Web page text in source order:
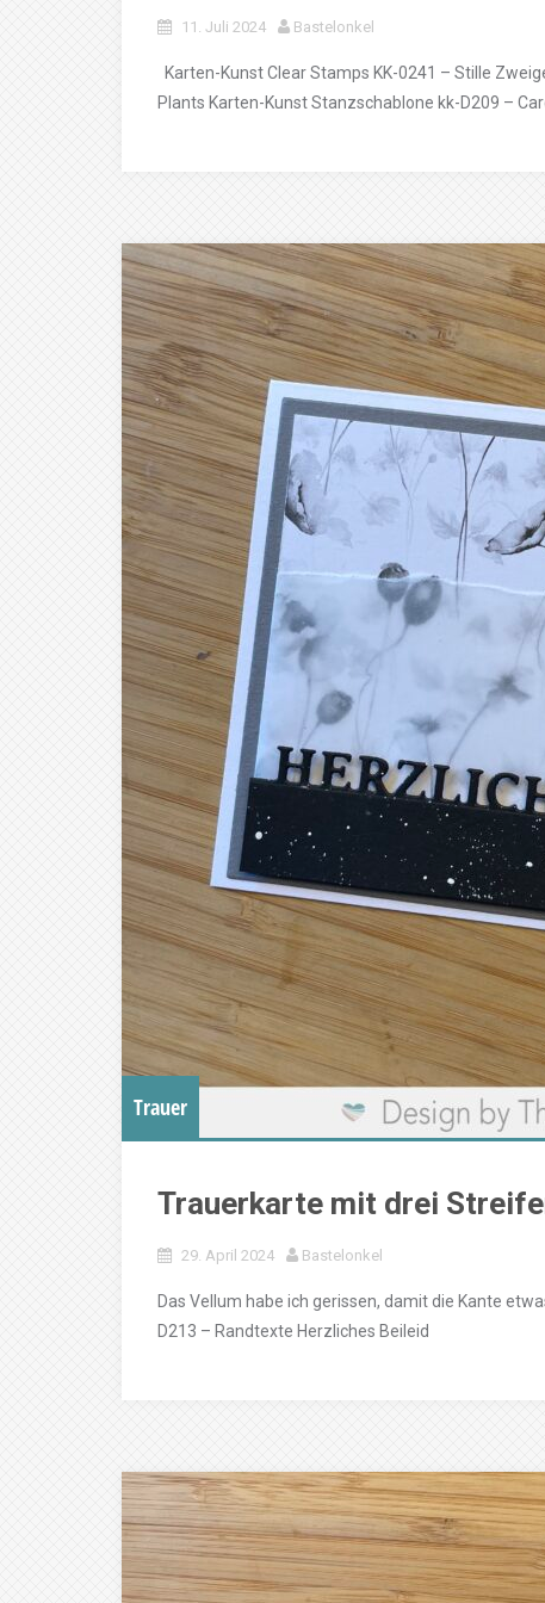
11. Juli 2024 Bastelonkel
Karten-Kunst Clear Stamps KK-0241 – Stille
Plants Karten-Kunst Stanzschablone kk-D209 –
Trauer
Trauerkarte mit drei
29. April 2024 Bastelonkel
Das Vellum habe ich gerissen, damit die Kante
D213 – Randtexte Herzliches Beileid